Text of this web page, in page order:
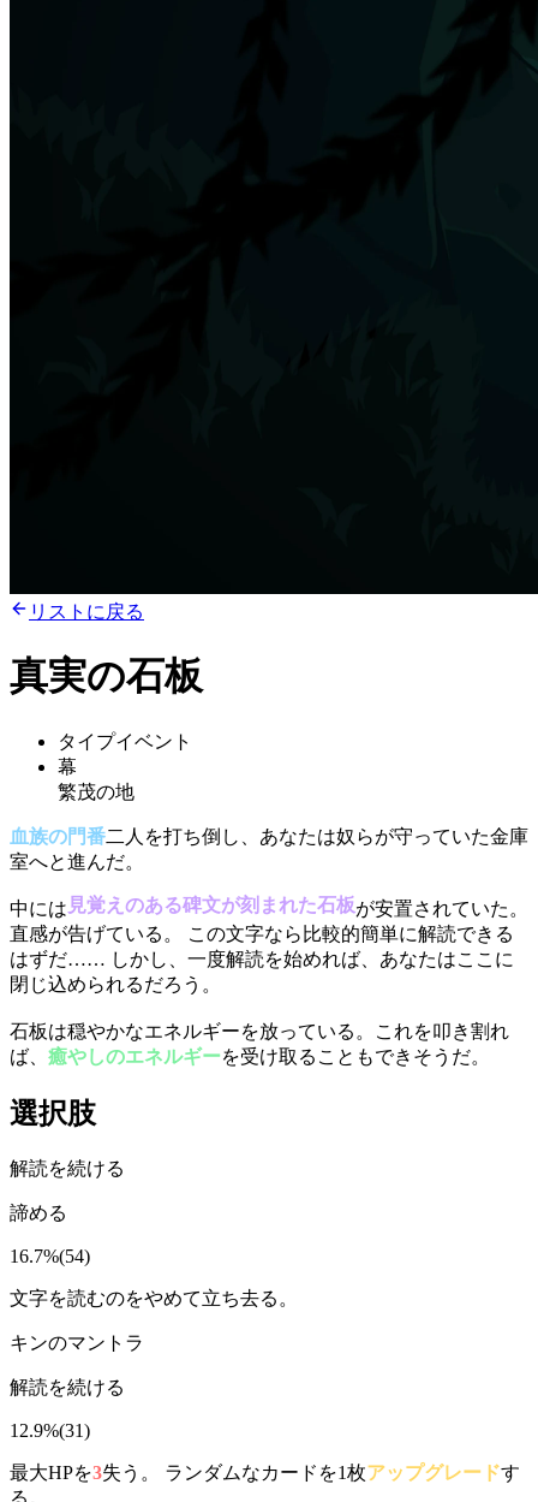
リストに戻る
真実の石板
タイプイベント
幕
繁茂の地
血族の門番二人を打ち倒し、あなたは奴らが守っていた金庫
室へと進んだ。
中には見覚えのある碑文が刻まれた石板が安置されていた。
直感が告げている。 この文字なら比較的簡単に解読できる
はずだ…… しかし、一度解読を始めれば、あなたはここに
閉じ込められるだろう。
石板は穏やかなエネルギーを放っている。これを叩き割れ
ば、 癒やしのエネルギーを受け取ることもできそうだ。
選択肢
解読を続ける
諦める
16.7%(54)
文字を読むのをやめて立ち去る。
キンのマントラ
解読を続ける
12.9%(31)
最大HPを3失う。 ランダムなカードを1枚アップグレードす
る。